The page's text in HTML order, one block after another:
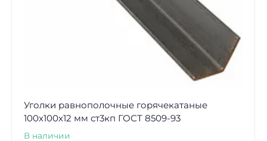
Уголки равнополочные горячекатаные
100х100х12 мм ст3кп ГОСТ 8509-93
В наличии